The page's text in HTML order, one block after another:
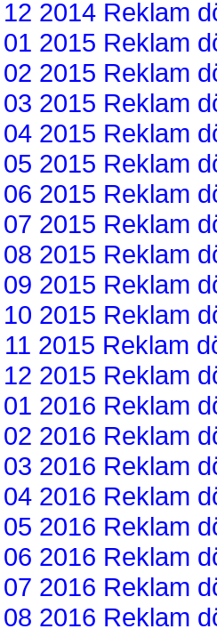
12 2014 Reklam
01 2015 Reklam
02 2015 Reklam
03 2015 Reklam
04 2015 Reklam
05 2015 Reklam
06 2015 Reklam
07 2015 Reklam
08 2015 Reklam
09 2015 Reklam
10 2015 Reklam
11 2015 Reklam
12 2015 Reklam
01 2016 Reklam
02 2016 Reklam
03 2016 Reklam
04 2016 Reklam
05 2016 Reklam
06 2016 Reklam
07 2016 Reklam
08 2016 Reklam